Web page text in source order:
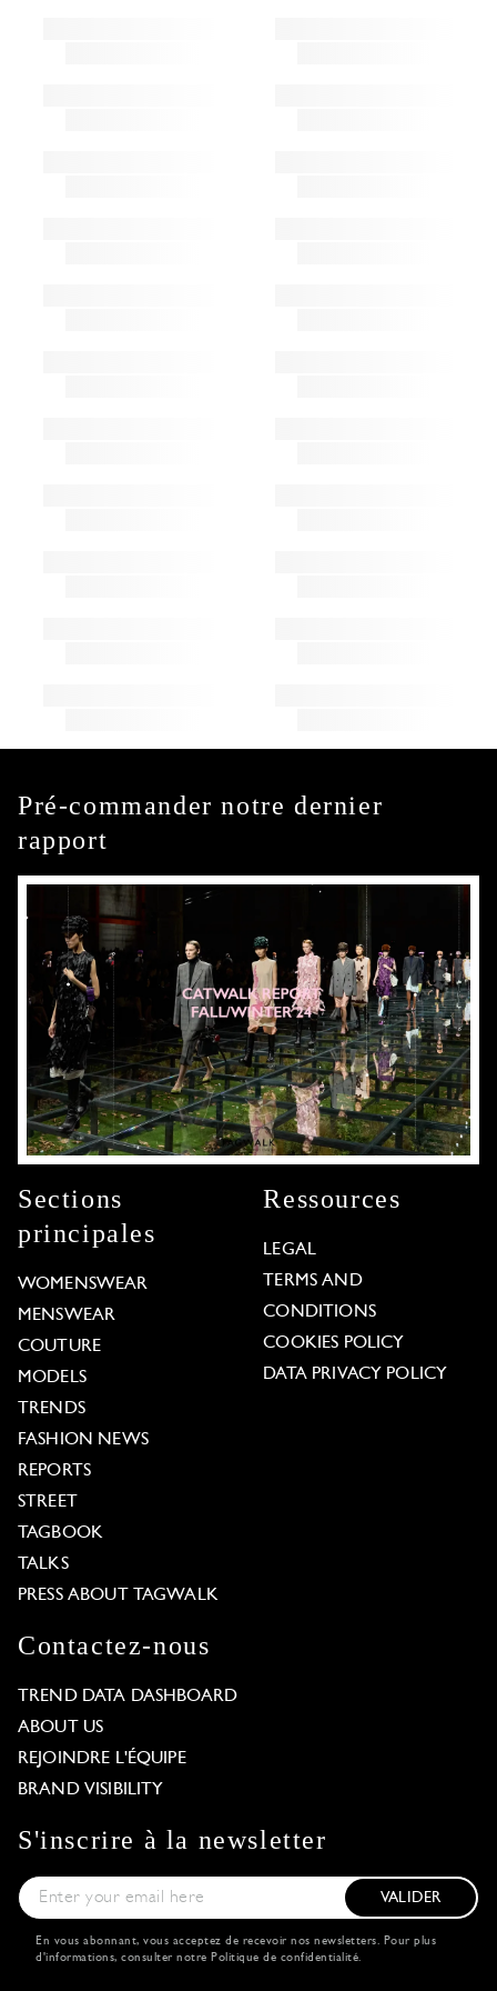
Pré-commander notre dernier
rapport
Sections
principales
WOMENSWEAR
MENSWEAR
COUTURE
MODELS
TRENDS
FASHION NEWS
REPORTS
STREET
TAGBOOK
TALKS
PRESS ABOUT TAGWALK
Ressources
LEGAL
TERMS AND
CONDITIONS
COOKIES POLICY
DATA PRIVACY POLICY
Contactez-nous
TREND DATA DASHBOARD
ABOUT US
REJOINDRE L'ÉQUIPE
BRAND VISIBILITY
S'inscrire à la newsletter
VALIDER
En vous abonnant, vous acceptez de recevoir nos newsletters. Pour plus
d'informations, consulter notre Politique de confidentialité.